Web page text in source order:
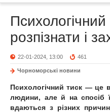
розпізнати і
22-01-2024, 13:00 461
Чорноморські новини
Психологічний тиск — це
людини, але й на спосіб
вдаються з різних